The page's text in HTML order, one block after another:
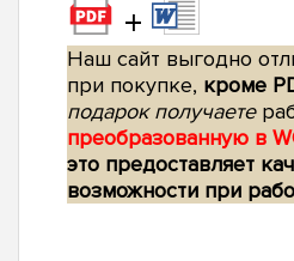
+
Наш сайт выгодно
при покупке, кроме
подарок получаете
преобразованную в
это предоставляет
возможности при